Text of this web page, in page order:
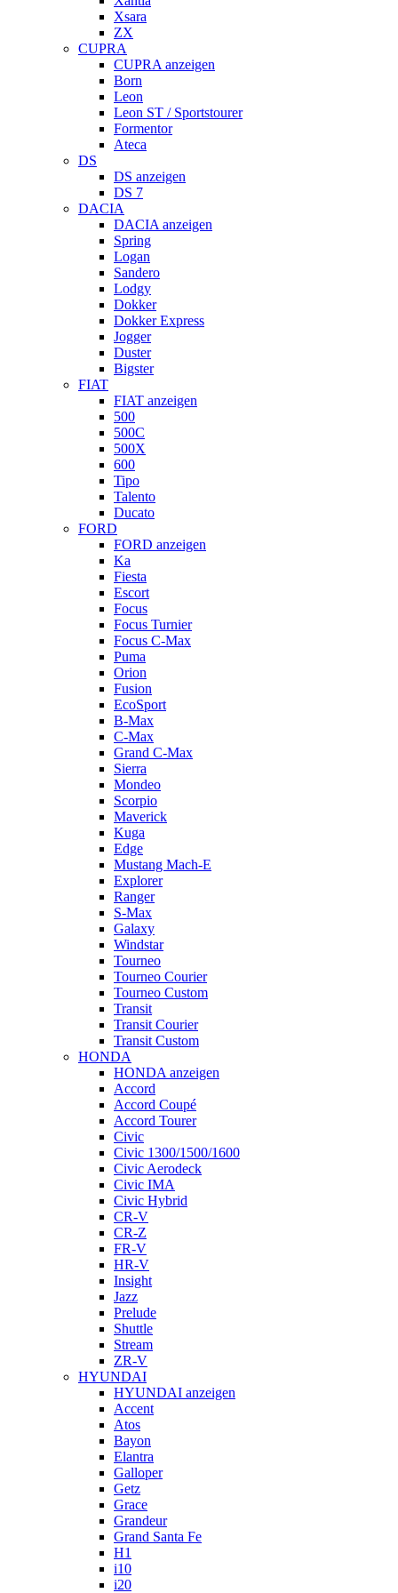
Xsara
ZX
CUPRA
CUPRA anzeigen
Born
Leon
Leon ST / Sportstourer
Formentor
Ateca
DS
DS anzeigen
DS 7
DACIA
DACIA anzeigen
Spring
Logan
Sandero
Lodgy
Dokker
Dokker Express
Jogger
Duster
Bigster
FIAT
FIAT anzeigen
500
500C
500X
600
Tipo
Talento
Ducato
FORD
FORD anzeigen
Ka
Fiesta
Escort
Focus
Focus Turnier
Focus C-Max
Puma
Orion
Fusion
EcoSport
B-Max
C-Max
Grand C-Max
Sierra
Mondeo
Scorpio
Maverick
Kuga
Edge
Mustang Mach-E
Explorer
Ranger
S-Max
Galaxy
Windstar
Tourneo
Tourneo Courier
Tourneo Custom
Transit
Transit Courier
Transit Custom
HONDA
HONDA anzeigen
Accord
Accord Coupé
Accord Tourer
Civic
Civic 1300/1500/1600
Civic Aerodeck
Civic IMA
Civic Hybrid
CR-V
CR-Z
FR-V
HR-V
Insight
Jazz
Prelude
Shuttle
Stream
ZR-V
HYUNDAI
HYUNDAI anzeigen
Accent
Atos
Bayon
Elantra
Galloper
Getz
Grace
Grandeur
Grand Santa Fe
H1
i10
i20